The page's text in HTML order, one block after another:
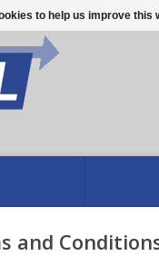
and
to help us improve this